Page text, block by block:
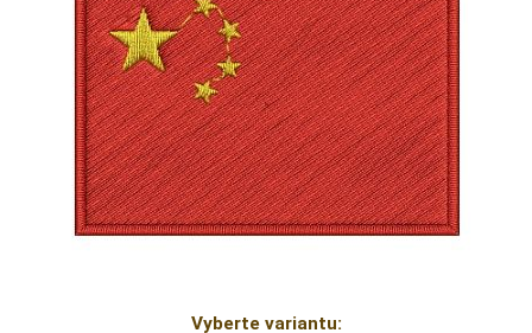
Vyberte variantu: